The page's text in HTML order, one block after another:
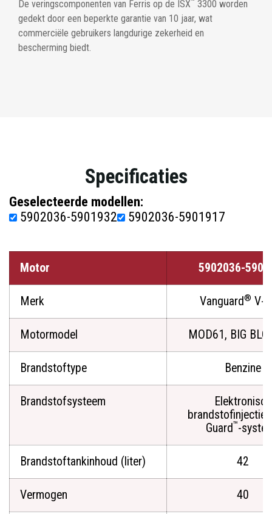
De veringscomponenten van Ferris op de ISX
3300 worden
gedekt door een beperkte garantie van 10 jaar, wat
commerciële gebruikers langdurige zekerheid en
bescherming biedt.
Specificaties
Geselecteerde modellen:
5902036-5901932
5902036-5901917
Motor 5902036-
Merk Vanguard® V-
Motormodel MOD61, BIG
Brandstoftype Benzine
Brandstofsysteem
Elektronisch
brandstofinjectie-
Guard™-
Brandstoftankinhoud (liter) 42
Vermogen 40